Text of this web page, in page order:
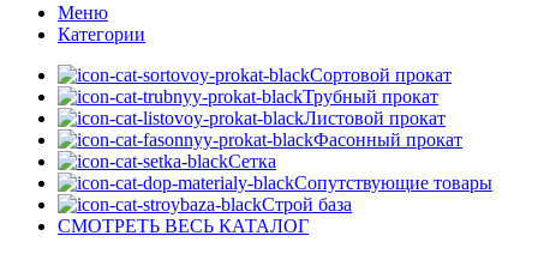
Меню
Категории
Сортовой прокат
Трубный прокат
Листовой прокат
Фасонный прокат
Сетка
Сопутствующие товары
Строй база
СМОТРЕТЬ ВЕСЬ КАТАЛОГ